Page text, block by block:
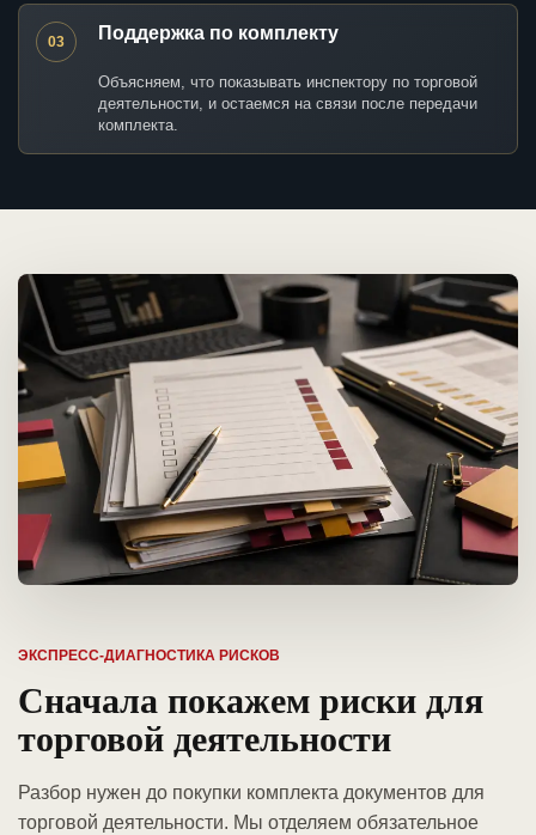
03 Поддержка по комплекту
Объясняем, что показывать инспектору по торговой
деятельности, и остаемся на связи после передачи
комплекта.
ЭКСПРЕСС-ДИАГНОСТИКА РИСКОВ
Сначала покажем риски для
торговой деятельности
Разбор нужен до покупки комплекта документов для
торговой деятельности. Мы отделяем обязательное